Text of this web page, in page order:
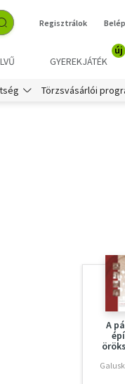
Regisztrálok
GYEREKJÁTÉK
új
Törzsvásárlói
A